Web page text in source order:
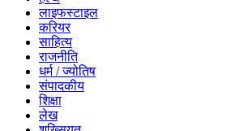
लाइफस्टाइल
करियर
साहित्य
राजनीति
धर्म / ज्योतिष
संपादकीय
शिक्षा
लेख